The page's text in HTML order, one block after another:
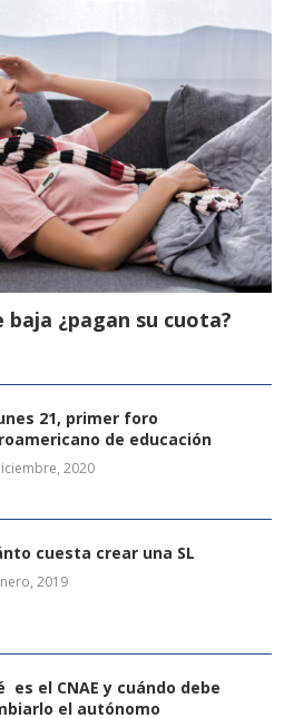
¿pagan su cuota?
21, primer foro
de educación
2020
cuesta crear una SL
2019
es el CNAE y cuándo debe
el autónomo